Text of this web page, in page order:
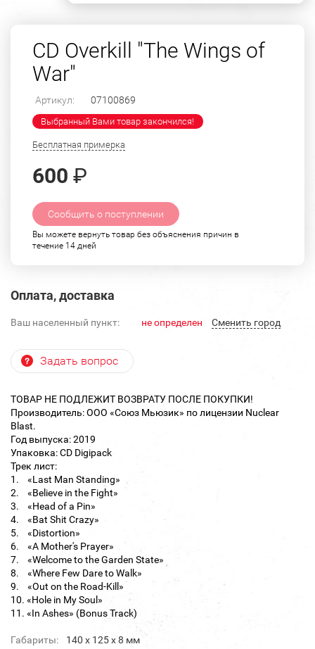
CD Overkill "The Wings of
War"
Артикул: 07100869
Выбранный Вами товар закончился!
Бесплатная примерка
600 ₽
Сообщить о поступлении
Вы можете вернуть товар без объяснения причин в
течение 14 дней
Оплата, доставка
Ваш населенный пункт: не определен Cменить город
Задать вопрос
ТОВАР НЕ ПОДЛЕЖИТ ВОЗВРАТУ ПОСЛЕ ПОКУПКИ!
Производитель: ООО «Союз Мьюзик» по лицензии Nuclear
Blast.
Год выпуска: 2019
Упаковка: CD Digipack
Трек лист:
1. «Last Man Standing»
2. «Believe in the Fight»
3. «Head of a Pin»
4. «Bat Shit Crazy»
5. «Distortion»
6. «A Mother's Prayer»
7. «Welcome to the Garden State»
8. «Where Few Dare to Walk»
9. «Out on the Road-Kill»
10. «Hole in My Soul»
11. «In Ashes» (Bonus Track)
Габариты: 140 х 125 х 8 мм